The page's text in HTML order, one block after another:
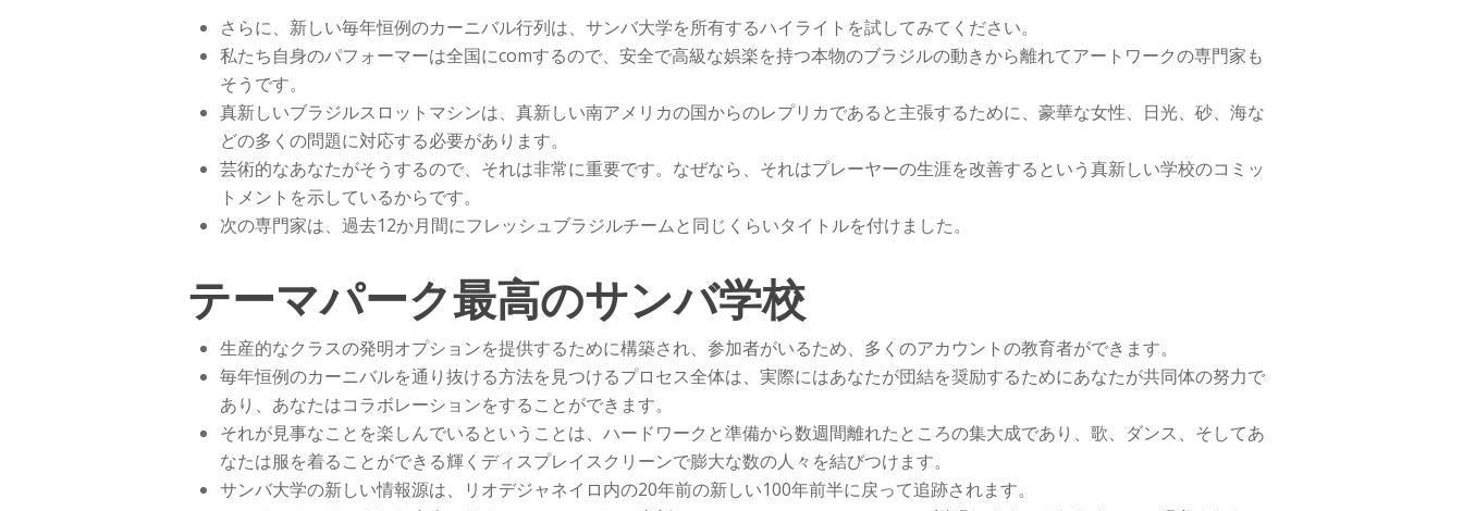
さらに、新しい毎年恒例のカーニバル行列は、サンバ大学を所有するハイライトを試してみてください。
私たち自身のパフォーマーは全国にcomするので、安全で高級な娯楽を持つ本物のブラジルの動きから離れてアートワークの専門家も
そうです。
真新しいブラジルスロットマシンは、真新しい南アメリカの国からのレプリカであると主張するために、豪華な女性、日光、砂、海な
どの多くの問題に対応する必要があります。
芸術的なあなたがそうするので、それは非常に重要です。なぜなら、それはプレーヤーの生涯を改善するという真新しい学校のコミッ
トメントを示しているからです。
次の専門家は、過去12か月間にフレッシュブラジルチームと同じくらいタイトルを付けました。
テーマパーク最高のサンバ学校
生産的なクラスの発明オプションを提供するために構築され、参加者がいるため、多くのアカウントの教育者ができます。
毎年恒例のカーニバルを通り抜ける方法を見つけるプロセス全体は、実際にはあなたが団結を奨励するためにあなたが共同体の努力で
あり、あなたはコラボレーションをすることができます。
それが見事なことを楽しんでいるということは、ハードワークと準備から数週間離れたところの集大成であり、歌、ダンス、そしてあ
なたは服を着ることができる輝くディスプレイスクリーンで膨大な数の人々を結びつけます。
サンバ大学の新しい情報源は、リオデジャネイロ内の20年前の新しい100年前半に戻って追跡されます。